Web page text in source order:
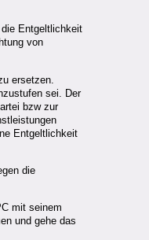
Entgeltlichkeit
von
ersetzen.
sei. Der
bzw zur
Entgeltlichkeit
die
mit seinem
und gehe das